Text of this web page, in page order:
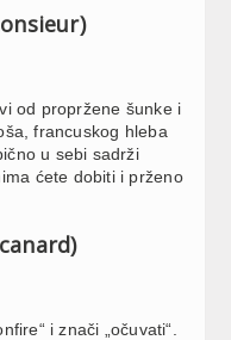
od propržene šunke i
francuskog hleba
u sebi sadrži
ćete dobiti i prženo
i znači „očuvati“.